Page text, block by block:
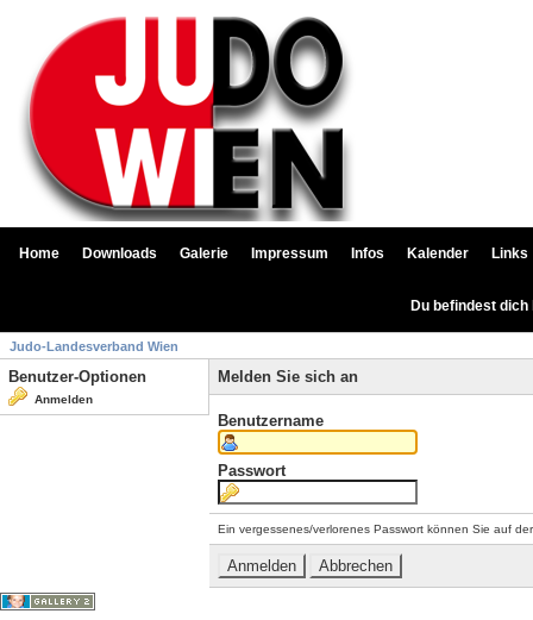
Home Downloads Galerie Impressum Infos Kalender Links
Du befindest
Judo-Landesverband Wien
Benutzer-Optionen
Anmelden
Melden Sie sich an
Benutzername
Passwort
Ein vergessenes/verlorenes Passwort können Sie auf